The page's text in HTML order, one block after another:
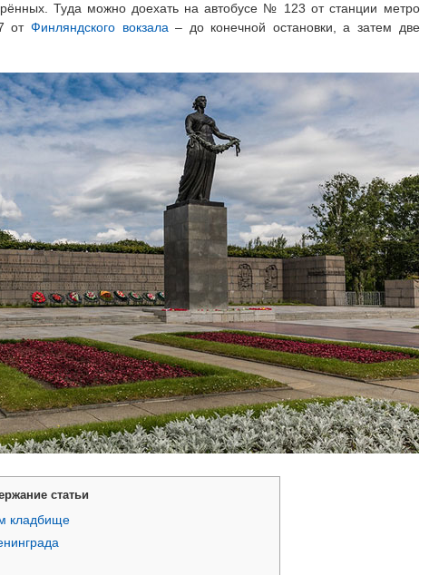
Туда можно доехать на автобусе № 123 от станции метро
от Финляндского вокзала – до конечной остановки, а затем две
статьи
кладбище